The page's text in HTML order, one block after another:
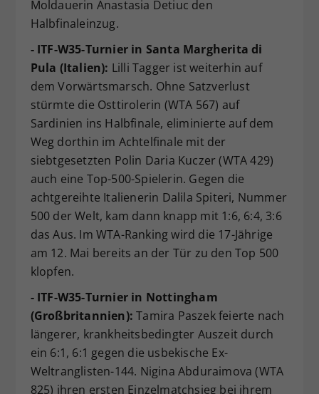
Moldauerin Anastasia Detiuc den
Halbfinaleinzug.
- ITF-W35-Turnier in Santa Margherita di
Pula (Italien): Lilli Tagger ist weiterhin auf
dem Vorwärtsmarsch. Ohne Satzverlust
stürmte die Osttirolerin (WTA 567) auf
Sardinien ins Halbfinale, eliminierte auf dem
Weg dorthin im Achtelfinale mit der
siebtgesetzten Polin Daria Kuczer (WTA 429)
auch eine Top-500-Spielerin. Gegen die
achtgereihte Italienerin Dalila Spiteri, Nummer
500 der Welt, kam dann knapp mit 1:6, 6:4, 3:6
das Aus. Im WTA-Ranking wird die 17-Jährige
am 12. Mai bereits an der Tür zu den Top 500
klopfen.
- ITF-W35-Turnier in Nottingham
(Großbritannien): Tamira Paszek feierte nach
längerer, krankheitsbedingter Auszeit durch
ein 6:1, 6:1 gegen die usbekische Ex-
Weltranglisten-144. Nigina Abduraimova (WTA
825) ihren ersten Einzelmatchsieg bei ihrem